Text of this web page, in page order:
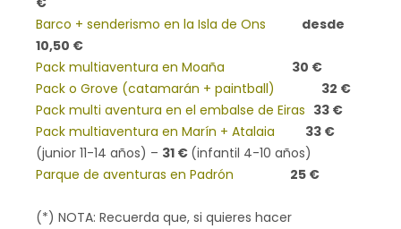
Barco + senderismo en la Isla de Ons
desde
10,50 €
Pack multiaventura en Moaña
30 €
Pack o Grove (catamarán + paintball)
32 €
Pack multi aventura en el embalse de Eiras 33 €
Pack multiaventura en Marín + Atalaia
33 €
(junior 11-14 años) – 31 € (infantil 4-10 años)
Parque de aventuras en Padrón
25 €
(*) NOTA: Recuerda que, si quieres hacer